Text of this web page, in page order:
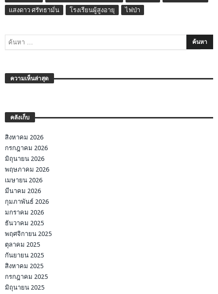
แสงดาว ศรัทธามั่น
โรงเรียนผู้สูงอายุ ไฟป่า
ความเห็นล่าสุด
คลังเก็บ
สิงหาคม 2026
กรกฎาคม 2026
มิถุนายน 2026
พฤษภาคม 2026
เมษายน 2026
มีนาคม 2026
กุมภาพันธ์ 2026
มกราคม 2026
ธันวาคม 2025
พฤศจิกายน 2025
ตุลาคม 2025
กันยายน 2025
สิงหาคม 2025
กรกฎาคม 2025
มิถุนายน 2025